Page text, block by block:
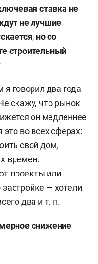
ставка не
не лучшие
но со
строительный
говорил два года
скажу, что рынок
он медленнее
во всех сферах:
свой дом,
времен.
проекты или
— хотели
два и т. п.
снижение